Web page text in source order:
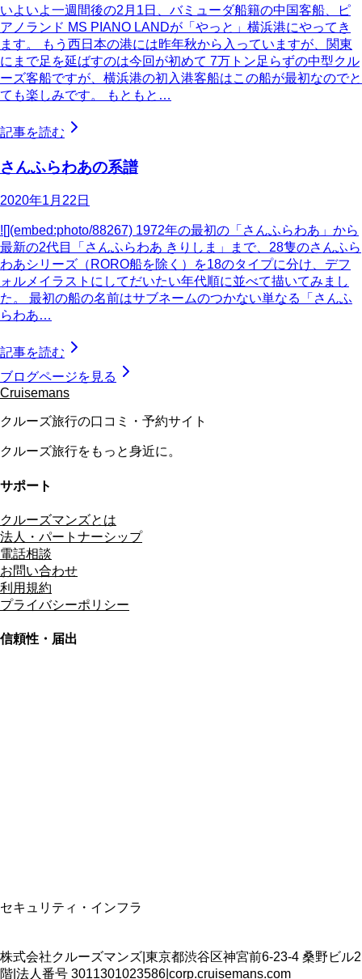
いよいよ一週間後の2月1日、バミューダ船籍の中国客船、ピ
アノランド MS PIANO LANDが「やっと」横浜港にやってき
ます。 もう西日本の港には昨年秋から入っていますが、関東
にまで足を延ばすのは今回が初めて 7万トン足らずの中型クル
ーズ客船ですが、横浜港の初入港客船はこの船が最初なのでと
ても楽しみです。 もともと…
記事を読む
さんふらわあの系譜
2020年1月22日
![](embed:photo/88267) 1972年の最初の「さんふらわあ」から
最新の2代目「さんふらわあ きりしま」まで、28隻のさんふら
わあシリーズ（RORO船を除く）を18のタイプに分け、デフ
ォルメイラストにしてだいたい年代順に並べて描いてみまし
た。 最初の船の名前はサブネームのつかない単なる「さんふ
らわあ…
記事を読む
ブログページを見る
Cruisemans
クルーズ旅行の口コミ・予約サイト
クルーズ旅行をもっと身近に。
サポート
クルーズマンズとは
法人・パートナーシップ
電話相談
お問い合わせ
利用規約
プライバシーポリシー
信頼性・届出
セキュリティ・インフラ
株式会社クルーズマンズ 東京都渋谷区神宮前6-23-4 桑野ビル2
階 法人番号 3011301023586 corp.cruisemans.com